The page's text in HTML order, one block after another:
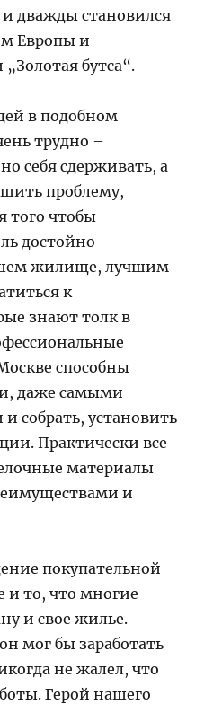
дважды становился
Европы и
бутса“.
в подобном
трудно –
себя сдерживать, а
проблему,
того чтобы
достойно
жилище, лучшим
к
знают толк в
способны
даже самыми
собрать, установить
Практически все
материалы
и
покупательной
и то, что многие
и свое жилье.
мог бы заработать
не жалел, что
Герой нашего